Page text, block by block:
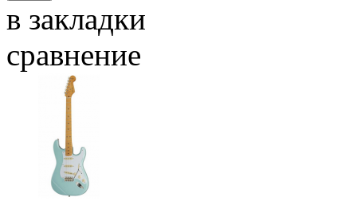
в закладки
сравнение